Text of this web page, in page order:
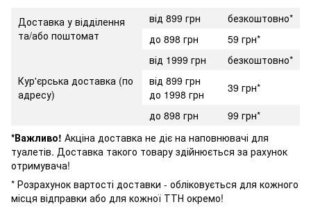
Доставка у відділення
та/або поштомат
від 899 грн
безкоштовно*
до 898 грн
59 грн*
Кур'єрська доставка (по
адресу)
від 1999 грн
безкоштовно*
від 899 грн
до 1998 грн
39 грн*
до 898 грн
99 грн*
*Важливо! Акціна доставка не діє на наповнювачі для
туалетів. Доставка такого товару здійнюється за рахунок
отримувача!
* Розрахунок вартості доставки - обліковується для кожного
місця відправки або для кожної ТТН окремо!